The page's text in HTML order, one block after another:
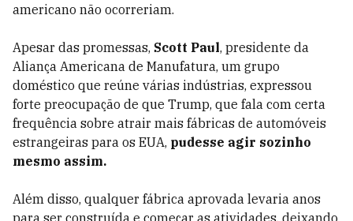
americano não ocorreriam.
Apesar das promessas, Scott Paul, presidente da
Aliança Americana de Manufatura, um grupo
doméstico que reúne várias indústrias, expressou
forte preocupação de que Trump, que fala com certa
frequência sobre atrair mais fábricas de automóveis
estrangeiras para os EUA, pudesse agir sozinho
mesmo assim.
Além disso, qualquer fábrica aprovada levaria anos